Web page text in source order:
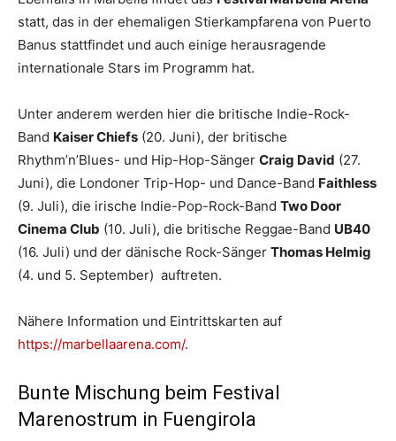
statt, das in der ehemaligen Stierkampfarena von Puerto
Banus stattfindet und auch einige herausragende
internationale Stars im Programm hat.
Unter anderem werden hier die britische Indie-Rock-
Band Kaiser Chiefs (20. Juni), der britische
Rhythm’n’Blues- und Hip-Hop-Sänger Craig David (27.
Juni), die Londoner Trip-Hop- und Dance-Band Faithless
(9. Juli), die irische Indie-Pop-Rock-Band Two Door
Cinema Club (10. Juli), die britische Reggae-Band UB40
(16. Juli) und der dänische Rock-Sänger Thomas Helmig
(4. und 5. September) auftreten.
Nähere Information und Eintrittskarten auf
https://marbellaarena.com/.
Bunte Mischung beim Festival
Marenostrum in Fuengirola